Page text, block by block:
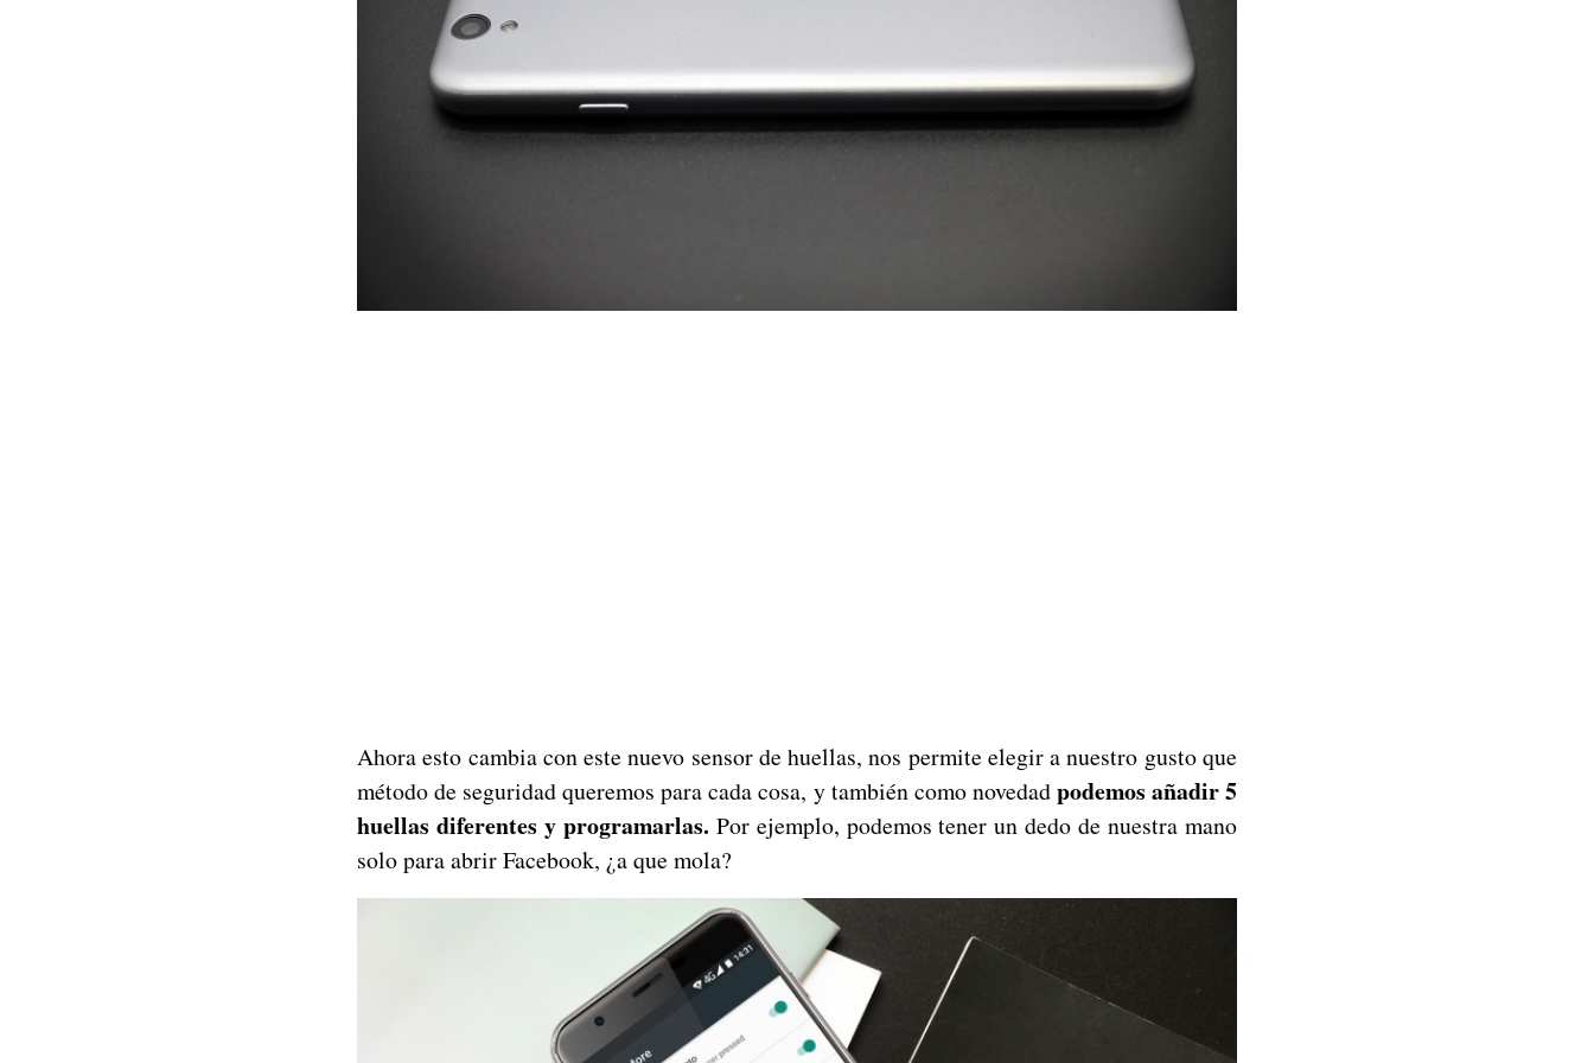
Ahora esto cambia con este nuevo sensor de huellas, nos permite elegir a nuestro gusto que
método de seguridad queremos para cada cosa, y también como novedadpodemos añadir 5
huellas diferentes y programarlas. Por ejemplo, podemos tener un dedo de nuestra mano
solo para abrir Facebook, ¿a que mola?